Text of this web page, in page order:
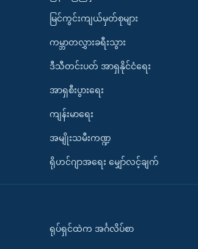
မြင်ကွင်းကျယ်မှတ်စုများ
ကမ္ဘာတလွှားခရီးသွား
ဒီသီတင်းပတ် အာရှနိုင်ငံရေး
အာရှစီးပွားရေး
ကျန်းမာရေး
အမျိုးသမီးကဏ္ဍ
ရိုဟင်ဂျာအရေး မျှော်လင့်ချက်
ရုပ်ရှင်ထဲက အင်္ဂလိပ်စာ